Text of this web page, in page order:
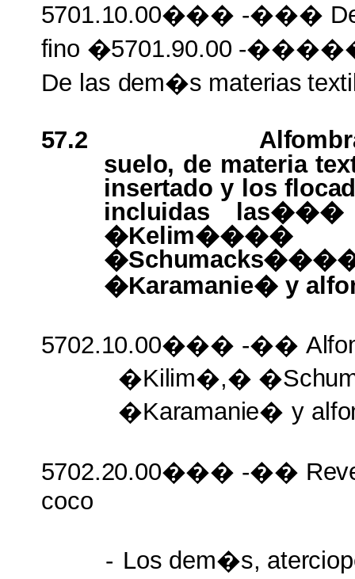
5701.10.00��� -��� De
fino �5701.90.00 -
De las dem�s materias
57.2
suelo, de materia
insertadoy los
incluidas
�Karamanie� y
5702.10.00��� -��
�Kilim�,�
�Karamanie� y
5702.20.00��� -��
coco
- Los dem�s,